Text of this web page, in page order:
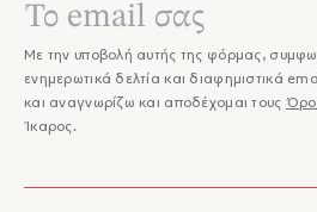
Με την υποβολή αυτής της φόρμας,
ενημερωτικά δελτία και διαφημιστικά
και αναγνωρίζω και αποδέχομαι τους
Ίκαρος.